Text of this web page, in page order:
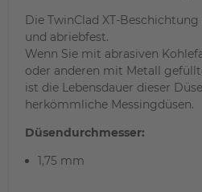
Die TwinClad XT-
und abriebfest.
Wenn Sie mit abrasiven
oder anderen mit Metall
ist die Lebensdauer dieser
herkömmliche Messingdüsen.
Düsendurchmesser:
1,75 mm